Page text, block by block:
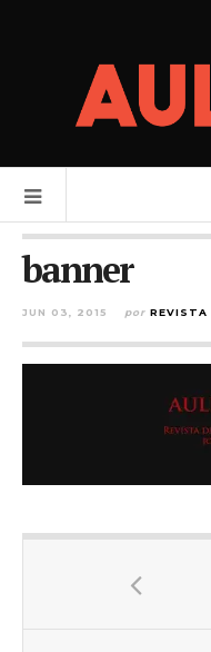
banner
JUN 03, 2015 por REVISTA